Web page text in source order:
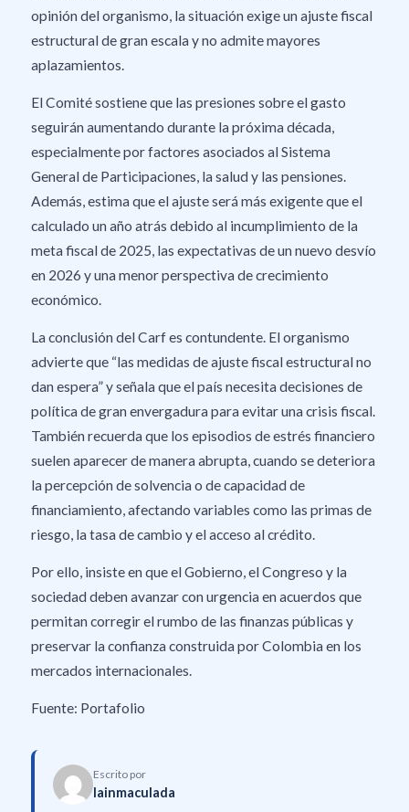
opinión del organismo, la situación exige un ajuste fiscal
estructural de gran escala y no admite mayores
aplazamientos.
El Comité sostiene que las presiones sobre el gasto
seguirán aumentando durante la próxima década,
especialmente por factores asociados al Sistema
General de Participaciones, la salud y las pensiones.
Además, estima que el ajuste será más exigente que el
calculado un año atrás debido al incumplimiento de la
meta fiscal de 2025, las expectativas de un nuevo desvío
en 2026 y una menor perspectiva de crecimiento
económico.
La conclusión del Carf es contundente. El organismo
advierte que “las medidas de ajuste fiscal estructural no
dan espera” y señala que el país necesita decisiones de
política de gran envergadura para evitar una crisis fiscal.
También recuerda que los episodios de estrés financiero
suelen aparecer de manera abrupta, cuando se deteriora
la percepción de solvencia o de capacidad de
financiamiento, afectando variables como las primas de
riesgo, la tasa de cambio y el acceso al crédito.
Por ello, insiste en que el Gobierno, el Congreso y la
sociedad deben avanzar con urgencia en acuerdos que
permitan corregir el rumbo de las finanzas públicas y
preservar la confianza construida por Colombia en los
mercados internacionales.
Fuente: Portafolio
Escrito por
lainmaculada